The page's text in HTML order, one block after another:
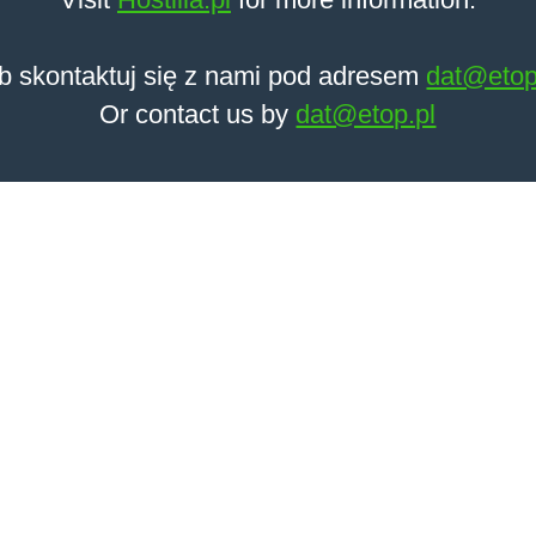
skontaktuj się z nami pod adresem
Or contact us by dat@etop.pl